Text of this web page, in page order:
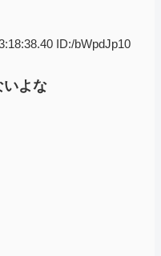
ID:/bWpdJp10
いよな